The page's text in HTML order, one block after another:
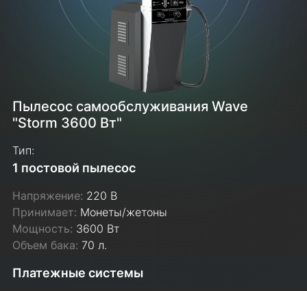
Пылесос самообслуживания Wave
"Storm 3600 Вт"
Тип:
1 постовой пылесос
Напряжение: 220 В
Принимает: Монеты/жетоны
Мощность: 3600 Вт
Объем бака: 70 л.
Платежные системы